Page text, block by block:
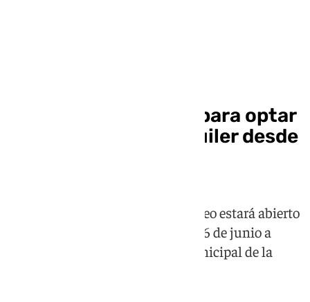
Málaga abre el plazo para optar
a 91 viviendas en alquiler desde
El plazo para inscribirse en el sorteo estará abierto
desde el lunes 8 hasta el viernes 26 de junio a
través de la web del Instituto Municipal de la